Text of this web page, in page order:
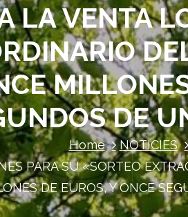
LA VENTA
DE
Home
NOTICIES
PARA SU «SORTEO
DE EUROS, Y ONCE